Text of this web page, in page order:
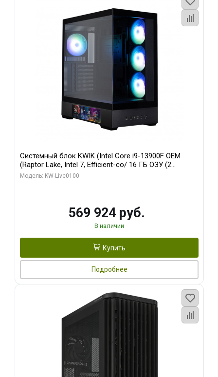
Системный блок KWIK (Intel Core i9-13900F OEM
(Raptor Lake, Intel 7, Efficient-co/ 16 ГБ ОЗУ (2
модуля)/ Afox RTX4090 24GB GDDR6X 384-Bit 3xDP
Модель: KW-Live0100
569 924 руб.
В наличии
Купить
Подробнее